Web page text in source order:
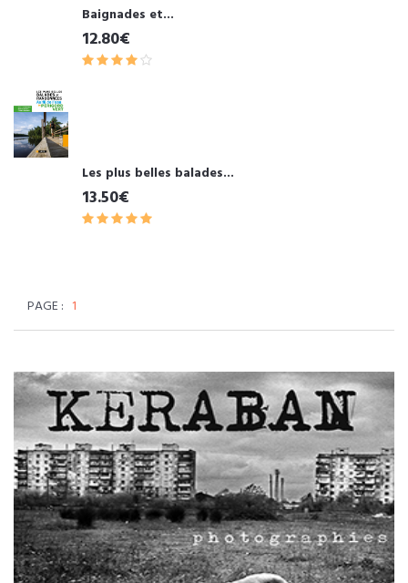
Baignades et...
12.80€
Les plus belles balades...
13.50€
PAGE : 1